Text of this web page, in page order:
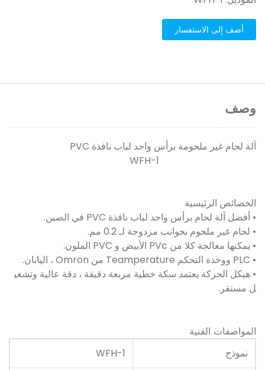
أضف إلى الاستفسار
وصف
آلة لحام غير ملحومة برأس واحد لباب نافذة PVC
الخصائص الرئيسية
• أفضل آلة لحام برأس واحد لباب نافذة PVC في الصين.
• لحام غير ملحوم بجوانب مزدوجة لـ 0.2 مم.
• يمكنها معالجة كلا من PVc الأبيض و PVC الملون.
• PLC ووحدة التحكم Teamperature من Omron ، اليابان.
• هيكل الحركة يعتمد سكة خطية مربعة دقيقة ، دقة عالية وتشغي
ل مستقر.
المواصفات الفنية
نموذج WFH-1